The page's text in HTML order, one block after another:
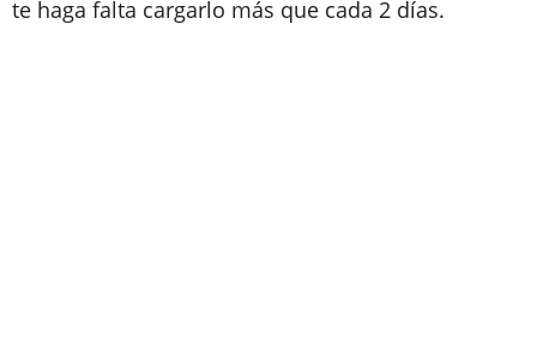
te haga falta cargarlo más que cada 2 días.